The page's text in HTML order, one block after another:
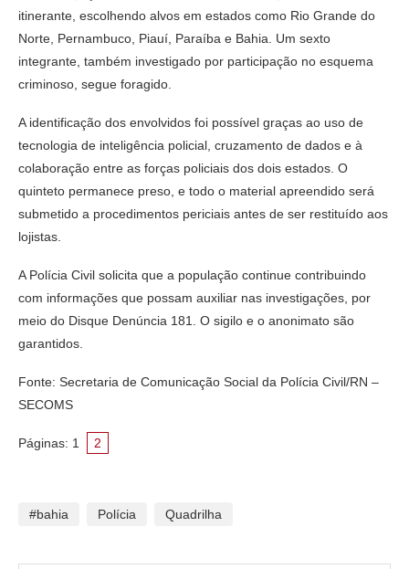
itinerante, escolhendo alvos em estados como Rio Grande do
Norte, Pernambuco, Piauí, Paraíba e Bahia. Um sexto
integrante, também investigado por participação no esquema
criminoso, segue foragido.
A identificação dos envolvidos foi possível graças ao uso de
tecnologia de inteligência policial, cruzamento de dados e à
colaboração entre as forças policiais dos dois estados. O
quinteto permanece preso, e todo o material apreendido será
submetido a procedimentos periciais antes de ser restituído aos
lojistas.
A Polícia Civil solicita que a população continue contribuindo
com informações que possam auxiliar nas investigações, por
meio do Disque Denúncia 181. O sigilo e o anonimato são
garantidos.
Fonte: Secretaria de Comunicação Social da Polícia Civil/RN –
SECOMS
Páginas: 1 2
#bahia Polícia Quadrilha